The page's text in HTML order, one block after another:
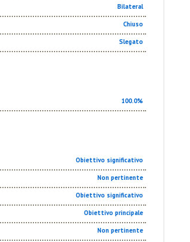
Bilateral
Chiuso
Slegato
100.0%
Obiettivo significativo
Non pertinente
Obiettivo significativo
Obiettivo principale
Non pertinente